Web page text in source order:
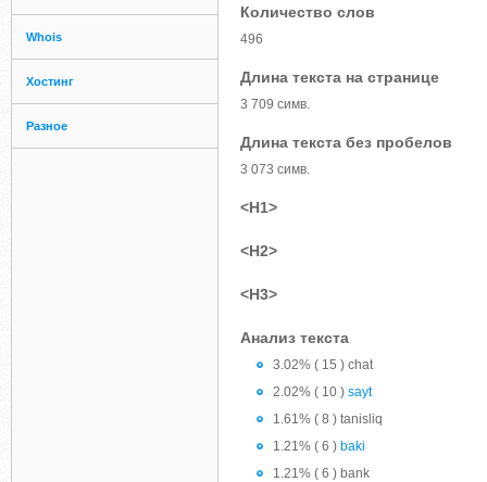
Whois
Хостинг
Разное
Количество слов
496
Длина текста на странице
3 709 симв.
Длина текста без пробелов
3 073 симв.
<H1>
<H2>
<H3>
Анализ текста
3.02% ( 15 ) chat
2.02% ( 10 ) sayt
1.61% ( 8 ) tanisliq
1.21% ( 6 ) baki
1.21% ( 6 ) bank